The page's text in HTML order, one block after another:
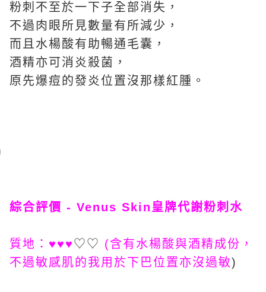
粉刺不至於一下子全部消失，
不過肉眼所見數量有所減少，
而且水楊酸有助暢通毛囊，
酒精亦可消炎殺菌，
原先爆痘的發炎位置沒那樣紅腫。
綜合評價 - Venus Skin皇牌代謝粉刺水
質地：♥♥♥♡♡ (含有水楊酸與酒精成份，
不過敏感肌的我用於下巴位置亦沒過敏)